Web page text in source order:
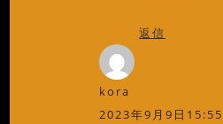
返信
kora
2023年9月9日15:55